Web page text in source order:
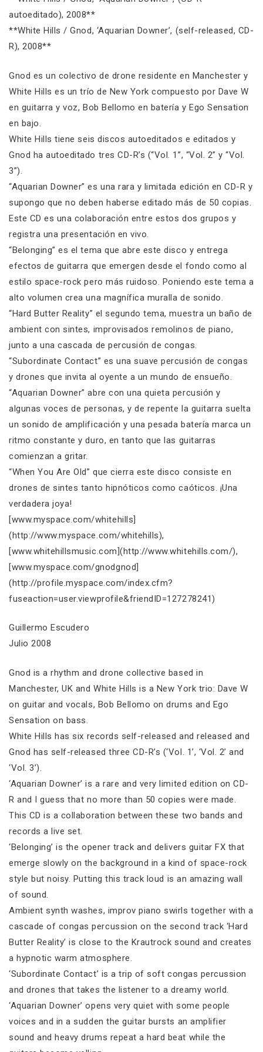
autoeditado), 2008**
**White Hills / Gnod, ‘Aquarian Downer’, (self-released, CD-
R), 2008**
Gnod es un colectivo de drone residente en Manchester y
White Hills es un trío de New York compuesto por Dave W
en guitarra y voz, Bob Bellomo en batería y Ego Sensation
en bajo.
White Hills tiene seis discos autoeditados e editados y
Gnod ha autoeditado tres CD-R’s (“Vol. 1”, “Vol. 2” y “Vol.
3”).
“Aquarian Downer” es una rara y limitada edición en CD-R y
supongo que no deben haberse editado más de 50 copias.
Este CD es una colaboración entre estos dos grupos y
registra una presentación en vivo.
“Belonging” es el tema que abre este disco y entrega
efectos de guitarra que emergen desde el fondo como al
estilo space-rock pero más ruidoso. Poniendo este tema a
alto volumen crea una magnífica muralla de sonido.
“Hard Butter Reality” el segundo tema, muestra un baño de
ambient con sintes, improvisados remolinos de piano,
junto a una cascada de percusión de congas.
“Subordinate Contact” es una suave percusión de congas
y drones que invita al oyente a un mundo de ensueño.
“Aquarian Downer” abre con una quieta percusión y
algunas voces de personas, y de repente la guitarra suelta
un sonido de amplificación y una pesada batería marca un
ritmo constante y duro, en tanto que las guitarras
comienzan a gritar.
“When You Are Old” que cierra este disco consiste en
drones de sintes tanto hipnóticos como caóticos. ¡Una
verdadera joya!
[www.myspace.com/whitehills]
(http://www.myspace.com/whitehills),
[www.whitehillsmusic.com](http://www.whitehills.com/),
[www.myspace.com/gnodgnod]
(http://profile.myspace.com/index.cfm?
fuseaction=user.viewprofile&friendID=127278241)
Guillermo Escudero
Julio 2008
Gnod is a rhythm and drone collective based in
Manchester, UK and White Hills is a New York trio: Dave W
on guitar and vocals, Bob Bellomo on drums and Ego
Sensation on bass.
White Hills has six records self-released and released and
Gnod has self-released three CD-R’s (‘Vol. 1’, ‘Vol. 2’ and
‘Vol. 3’).
‘Aquarian Downer’ is a rare and very limited edition on CD-
R and I guess that no more than 50 copies were made.
This CD is a collaboration between these two bands and
records a live set.
‘Belonging’ is the opener track and delivers guitar FX that
emerge slowly on the background in a kind of space-rock
style but noisy. Putting this track loud is an amazing wall
of sound.
Ambient synth washes, improv piano swirls together with a
cascade of congas percussion on the second track ‘Hard
Butter Reality’ is close to the Krautrock sound and creates
a hypnotic warm atmosphere.
‘Subordinate Contact’ is a trip of soft congas percussion
and drones that takes the listener to a dreamy world.
‘Aquarian Downer’ opens very quiet with some people
voices and in a sudden the guitar bursts an amplifier
sound and heavy drums repeat a hard beat while the